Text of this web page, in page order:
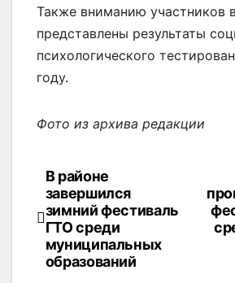
Также вниманию участников
представлены результаты
психологического
году.
Фото из архива редакции
Навигация
по
записям
В районе
завершился
зимний фестиваль
ГТО среди
муниципальных
образований